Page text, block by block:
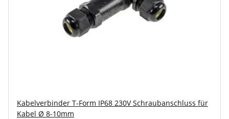
Kabelverbinder T-Form IP68 230V Schraubanschluss für
Kabel Ø 8-10mm